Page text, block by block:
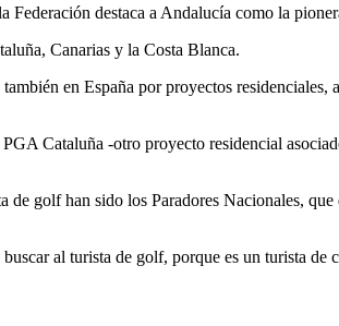
Federación destaca a Andalucía como la
Canarias y la Costa Blanca.
en España por proyectos
Cataluña -otro proyecto residencial
de golf han sido los Paradores Nacionales,
al turista de golf, porque es un turista